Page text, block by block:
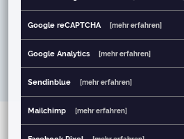
Google reCAPTCHA [mehr erfahren]
Google Analytics [mehr erfahren]
Sendinblue [mehr erfahren]
Mailchimp [mehr erfahren]